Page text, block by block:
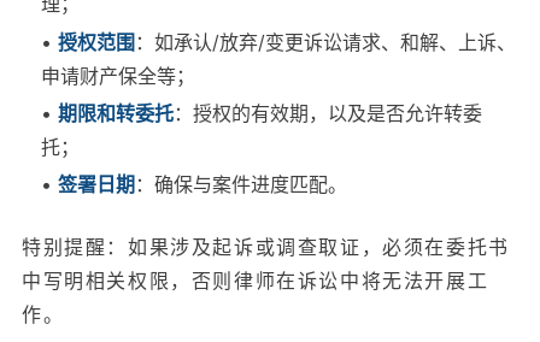
• 授权范围：如承认/放弃/变更诉讼请求、和解、上诉、
申请财产保全等；
• 期限和转委托：授权的有效期，以及是否允许转委
托；
• 签署日期 ：确保与案件进度匹配。
特别提醒：如果涉及起诉或调查取证，必须在委托书
中写明相关权限，否则律师在诉讼中将无法开展工
作。